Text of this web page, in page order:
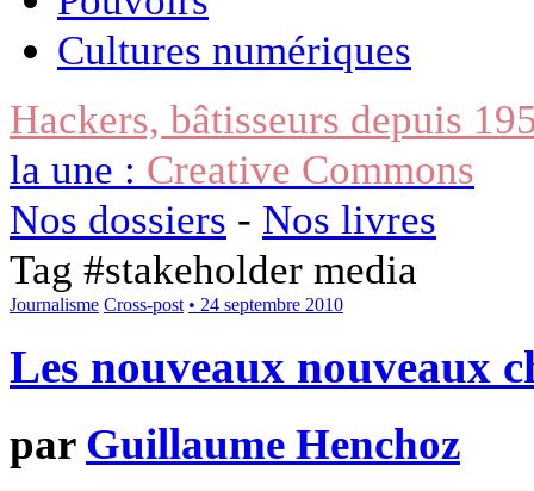
Cultures numériques
Hackers, bâtisseurs depuis
la une : Creative Commons
Nos dossiers - Nos livres
Tag #stakeholder media
Journalisme Cross-post • 24 septembre 2010
Les nouveaux nouveaux
par Guillaume Henchoz